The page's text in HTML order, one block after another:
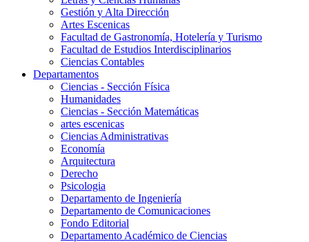
Gestión y Alta Dirección
Artes Escenicas
Facultad de Gastronomía, Hotelería y Turismo
Facultad de Estudios Interdisciplinarios
Ciencias Contables
Departamentos
Ciencias - Sección Física
Humanidades
Ciencias - Sección Matemáticas
artes escenicas
Ciencias Administrativas
Economía
Arquitectura
Derecho
Psicologia
Departamento de Ingeniería
Departamento de Comunicaciones
Fondo Editorial
Departamento Académico de Ciencias